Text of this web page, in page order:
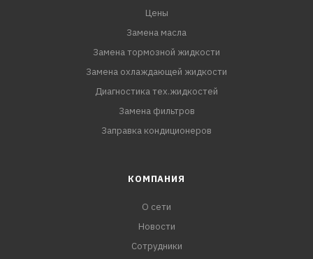
Цены
Замена масла
Замена тормозной жидкости
Замена охлаждающей жидкости
Диагностика тех.жидкостей
Замена фильтров
Заправка кондиционеров
КОМПАНИЯ
О сети
Новости
Сотрудники